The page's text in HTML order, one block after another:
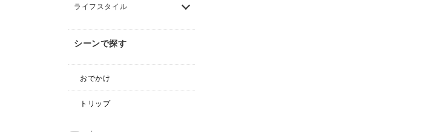
ライフスタイル
シーンで探す
おでかけ
トリップ